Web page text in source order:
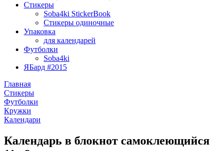
Стикеры
Soba4ki StickerBook
Стикеры одиночные
Упаковка
для календарей
Футболки
Soba4ki
ЯБард #2015
Главная
Стикеры
Футболки
Кружки
Календари
Календарь в блокнот самоклеющийся